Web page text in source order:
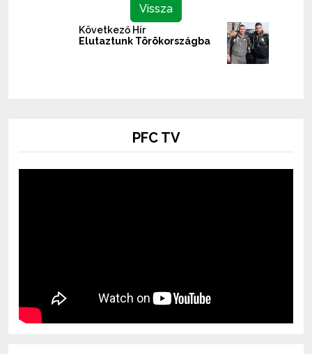
Vissza
Következő Hír
Elutaztunk Törökországba
PFC TV